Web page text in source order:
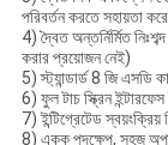
পরিবর্তন করতে সহায়তা
4) দ্বৈত অন্তর্নির্মিত
করার প্রয়োজন নেই)
5) স্ট্যান্ডার্ড 8 জি এসডি
6) ফুল টাচ স্ক্রিন
7) ইন্টিগ্রেটেড
8) একক পদক্ষেপ, সহজ